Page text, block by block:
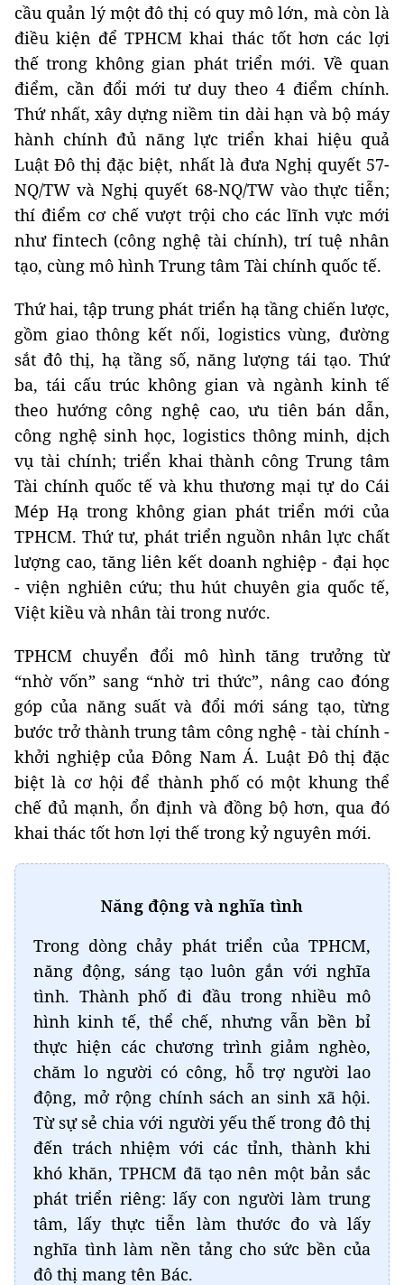
cầu quản lý một đô thị có quy mô lớn, mà còn là
điều kiện để TPHCM khai thác tốt hơn các lợi
thế trong không gian phát triển mới. Về quan
điểm, cần đổi mới tư duy theo 4 điểm chính.
Thứ nhất, xây dựng niềm tin dài hạn và bộ máy
hành chính đủ năng lực triển khai hiệu quả
Luật Đô thị đặc biệt, nhất là đưa Nghị quyết 57-
NQ/TW và Nghị quyết 68-NQ/TW vào thực tiễn;
thí điểm cơ chế vượt trội cho các lĩnh vực mới
như fintech (công nghệ tài chính), trí tuệ nhân
tạo, cùng mô hình Trung tâm Tài chính quốc tế.
Thứ hai, tập trung phát triển hạ tầng chiến lược,
gồm giao thông kết nối, logistics vùng, đường
sắt đô thị, hạ tầng số, năng lượng tái tạo. Thứ
ba, tái cấu trúc không gian và ngành kinh tế
theo hướng công nghệ cao, ưu tiên bán dẫn,
công nghệ sinh học, logistics thông minh, dịch
vụ tài chính; triển khai thành công Trung tâm
Tài chính quốc tế và khu thương mại tự do Cái
Mép Hạ trong không gian phát triển mới của
TPHCM. Thứ tư, phát triển nguồn nhân lực chất
lượng cao, tăng liên kết doanh nghiệp - đại học
- viện nghiên cứu; thu hút chuyên gia quốc tế,
Việt kiều và nhân tài trong nước.
TPHCM chuyển đổi mô hình tăng trưởng từ
“nhờ vốn” sang “nhờ tri thức”, nâng cao đóng
góp của năng suất và đổi mới sáng tạo, từng
bước trở thành trung tâm công nghệ - tài chính -
khởi nghiệp của Đông Nam Á. Luật Đô thị đặc
biệt là cơ hội để thành phố có một khung thể
chế đủ mạnh, ổn định và đồng bộ hơn, qua đó
khai thác tốt hơn lợi thế trong kỷ nguyên mới.
Năng động và nghĩa tình
Trong dòng chảy phát triển của TPHCM,
năng động, sáng tạo luôn gắn với nghĩa
tình. Thành phố đi đầu trong nhiều mô
hình kinh tế, thể chế, nhưng vẫn bền bỉ
thực hiện các chương trình giảm nghèo,
chăm lo người có công, hỗ trợ người lao
động, mở rộng chính sách an sinh xã hội.
Từ sự sẻ chia với người yếu thế trong đô thị
đến trách nhiệm với các tỉnh, thành khi
khó khăn, TPHCM đã tạo nên một bản sắc
phát triển riêng: lấy con người làm trung
tâm, lấy thực tiễn làm thước đo và lấy
nghĩa tình làm nền tảng cho sức bền của
đô thị mang tên Bác.